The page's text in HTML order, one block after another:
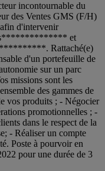
incontournable du
des Ventes GMS (F/H)
d'intervenir
et
Rattaché(e)
d'un portefeuille de
sur un parc
missions sont les
des gammes de
vos produits ; - Négocier
promotionnelles ; -
dans le respect de la
- Réaliser un compte
Poste à pourvoir en
pour une durée de 3